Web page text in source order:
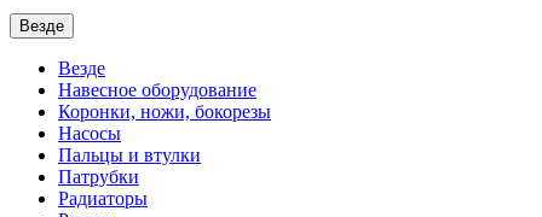
Везде
Везде
Навесное оборудование
Коронки, ножи, бокорезы
Насосы
Пальцы и втулки
Патрубки
Радиаторы